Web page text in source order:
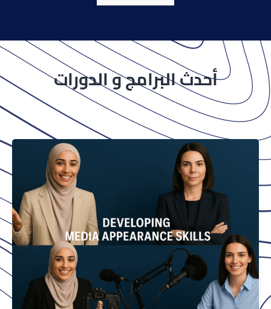
أحدث البرامج و الدورات